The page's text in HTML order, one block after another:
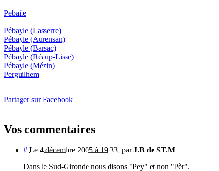
Pebaile
Pébayle (Lasserre)
Pébayle (Aurensan)
Pébayle (Barsac)
Pébayle (Réaup-Lisse)
Pébayle (Mézin)
Perguilhem
Partager sur Facebook
Vos commentaires
# Le 4 décembre 2005 à 19:33, parJ.B de ST.M
Dans le Sud-Gironde nous disons "Pey" et non "Pèr".